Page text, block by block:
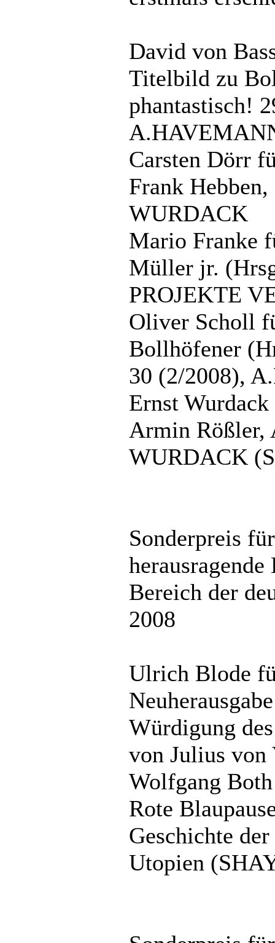
David von
Titelbild zu
phantastisch!
Carsten Dörr
Frank
WURDACK
Mario Franke
Müller jr.
PROJEKTE
Oliver Scholl
Bollhöfener
30 (2/2008),
Ernst
Armin Rößler,
WURDACK
Sonderpreis
Bereich der
2008
Ulrich Blode
Würdigung
von Julius
Wolfgang
Rote
Geschichte
Utopien